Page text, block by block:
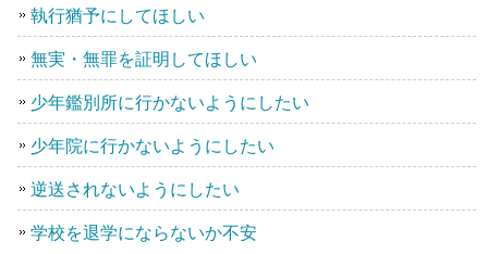
執行猶予にしてほしい
無実・無罪を証明してほしい
少年鑑別所に行かないようにしたい
少年院に行かないようにしたい
逆送されないようにしたい
学校を退学にならないか不安